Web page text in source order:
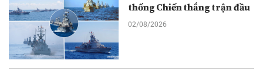
thống Chiến thắng trận đầu
02/08/2026